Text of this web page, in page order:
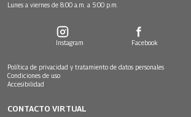
Lunes a viernes de 8:00 a.m. a 5:00 p.m.
Instagram Facebook
Política de privacidad y tratamiento de datos personales
Condiciones de uso
Accesibilidad
CONTACTO VIRTUAL